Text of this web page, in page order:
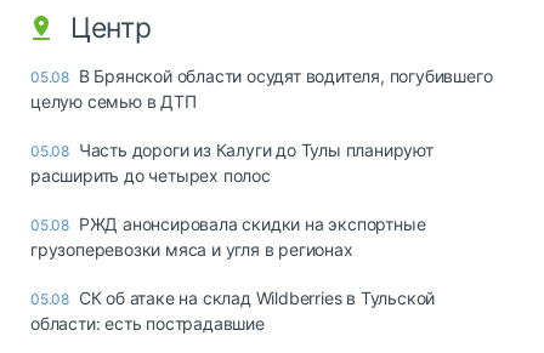
Центр
05.08 В Брянской области осудят водителя, погубившего
целую семью в ДТП
05.08 Часть дороги из Калуги до Тулы планируют
расширить до четырех полос
05.08 РЖД анонсировала скидки на экспортные
грузоперевозки мяса и угля в регионах
05.08 СК об атаке на склад Wildberries в Тульской
области: есть пострадавшие